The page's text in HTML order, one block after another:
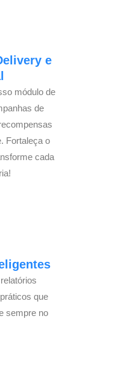
e
módulo de
de
Fortaleça o
cada
que
sempre no